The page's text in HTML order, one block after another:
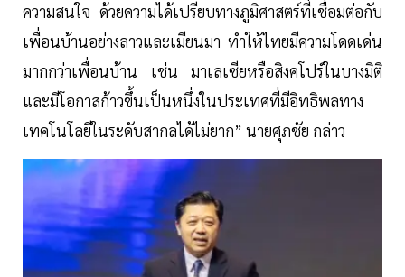
ความสนใจ ด้วยความได้เปรียบทางภูมิศาสตร์ที่เชื่อมต่อกับ
เพื่อนบ้านอย่างลาวและเมียนมา ทำให้ไทยมีความโดดเด่น
มากกว่าเพื่อนบ้าน เช่น มาเลเซียหรือสิงคโปร์ในบางมิติ
และมีโอกาสก้าวขึ้นเป็นหนึ่งในประเทศที่มีอิทธิพลทาง
เทคโนโลยีในระดับสากลได้ไม่ยาก” นายศุภชัย กล่าว